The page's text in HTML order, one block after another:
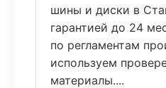
шины и диски в
гарантией до 24
по регламентам
используем
материалы....